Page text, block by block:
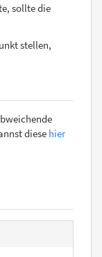
sollte die
stellen,
diese hier